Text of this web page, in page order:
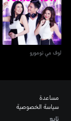
لوف مي تومورو
مساعدة
سياسة الخصوصية
تابع